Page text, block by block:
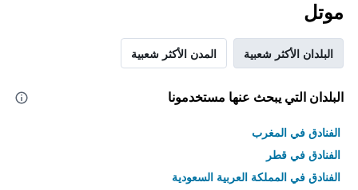
موتل
البلدان الأكثر شعبية المدن الأكثر شعبية
البلدان التي يبحث عنها مستخدمونا
الفنادق في المغرب
الفنادق في قطر
الفنادق في المملكة العربية السعودية